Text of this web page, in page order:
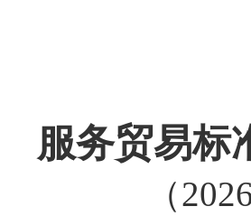
服务贸易标
（